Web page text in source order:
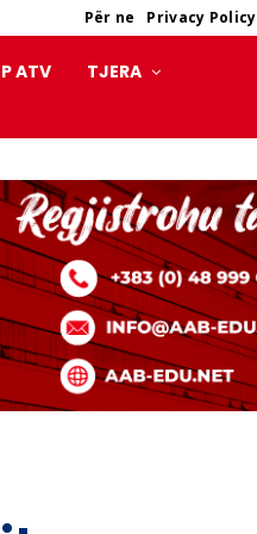
Për ne Privacy Policy
ATV TJERA